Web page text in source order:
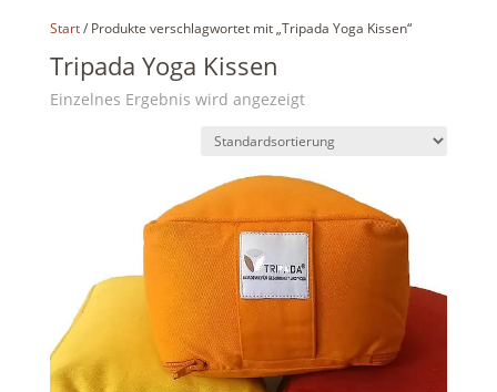
Start/ Produkte verschlagwortet mit „Tripada Yoga Kissen“
Tripada Yoga Kissen
Einzelnes Ergebnis wird angezeigt